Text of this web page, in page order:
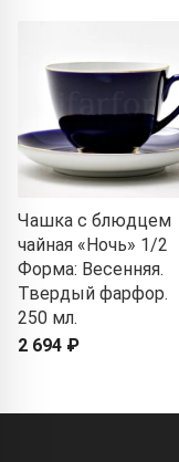
Чашка с блюдцем
чайная «Ночь» 1/2
Форма: Весенняя.
Твердый фарфор.
250 мл.
2 694 ₽